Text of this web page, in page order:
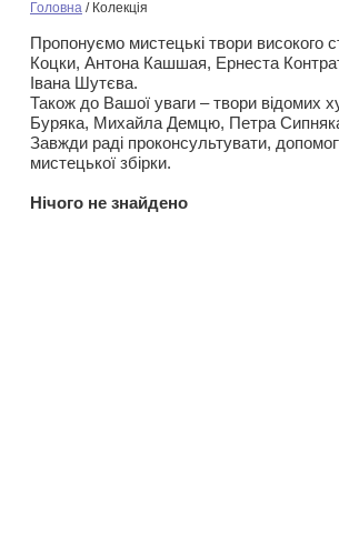
Головна / Колекція
Пропонуємо мистецькі твори високого
Коцки, Антона Кашшая, Ернеста
Івана Шутєва.
Також до Вашої уваги – твори відомих
Буряка, Михайла Демцю, Петра
Завжди раді проконсультувати,
мистецької збірки.
Нiчого не знайдено